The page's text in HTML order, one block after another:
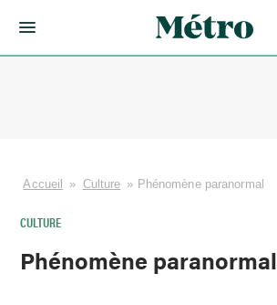
Accueil » Culture » Phénomène paranormal
CULTURE
Phénomène paranormal